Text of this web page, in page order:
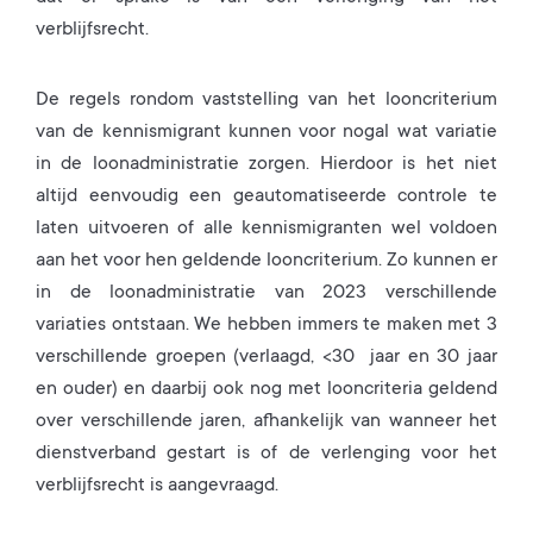
verblijfsrecht.
De regels rondom vaststelling van het looncriterium
van de kennismigrant kunnen voor nogal wat variatie
in de loonadministratie zorgen. Hierdoor is het niet
altijd eenvoudig een geautomatiseerde controle te
laten uitvoeren of alle kennismigranten wel voldoen
aan het voor hen geldende looncriterium. Zo kunnen er
in de loonadministratie van 2023 verschillende
variaties ontstaan. We hebben immers te maken met 3
verschillende groepen (verlaagd, <30 jaar en 30 jaar
en ouder) en daarbij ook nog met looncriteria geldend
over verschillende jaren, afhankelijk van wanneer het
dienstverband gestart is of de verlenging voor het
verblijfsrecht is aangevraagd.